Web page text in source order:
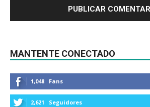
MANTENTE CONECTADO
1,048 Fans
2,621 Seguidores